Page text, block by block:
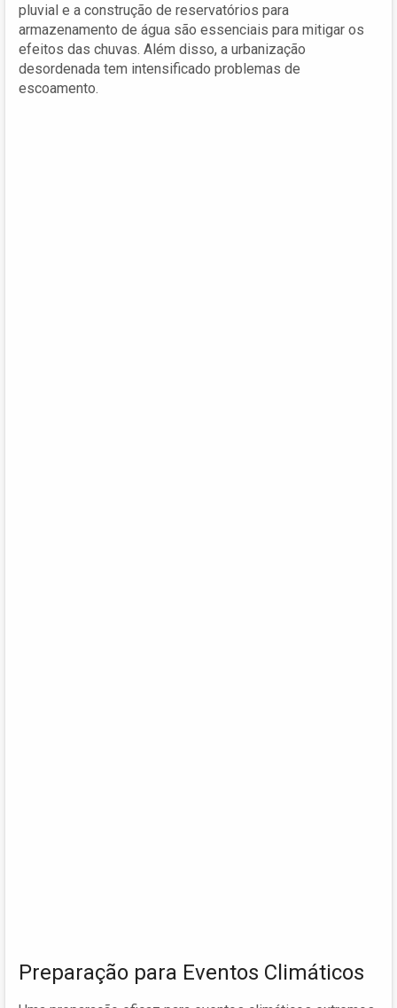
pluvial e a construção de reservatórios para
armazenamento de água são essenciais para mitigar os
efeitos das chuvas. Além disso, a urbanização
desordenada tem intensificado problemas de
escoamento.
Preparação para Eventos Climáticos